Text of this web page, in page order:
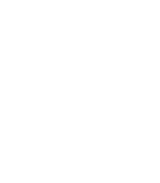
Калитва